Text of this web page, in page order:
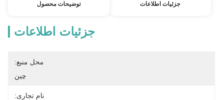
جزئیات اطلاعات توضیحات محصول
جزئیات اطلاعات
محل منبع:
چین
نام تجاری: